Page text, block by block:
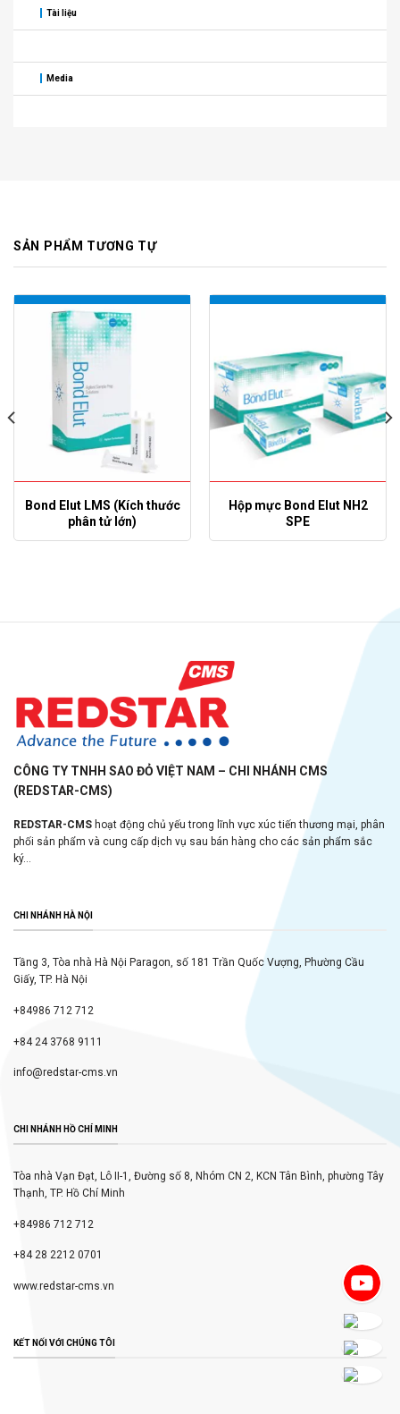
Tài liệu
Media
SẢN PHẨM TƯƠNG TỰ
Bond Elut LMS (Kích thước
phân tử lớn)
Hộp mực Bond Elut NH2
SPE
CÔNG TY TNHH SAO ĐỎ VIỆT NAM – CHI NHÁNH CMS
(REDSTAR-CMS)
REDSTAR-CMS hoạt động chủ yếu trong lĩnh vực xúc tiến thương mại, phân
phối sản phẩm và cung cấp dịch vụ sau bán hàng cho các sản phẩm sắc
ký...
CHI NHÁNH HÀ NỘI
Tầng 3, Tòa nhà Hà Nội Paragon, số 181 Trần Quốc Vượng, Phường Cầu
Giấy, TP. Hà Nội
+84986 712 712
+84 24 3768 9111
info@redstar-cms.vn
CHI NHÁNH HỒ CHÍ MINH
Tòa nhà Vạn Đạt, Lô II-1, Đường số 8, Nhóm CN 2, KCN Tân Bình, phường Tây
Thạnh, TP. Hồ Chí Minh
+84986 712 712
+84 28 2212 0701
www.redstar-cms.vn
KẾT NỐI VỚI CHÚNG TÔI